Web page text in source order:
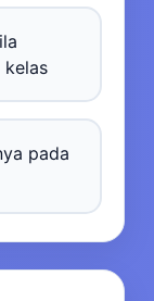
kelas
pada